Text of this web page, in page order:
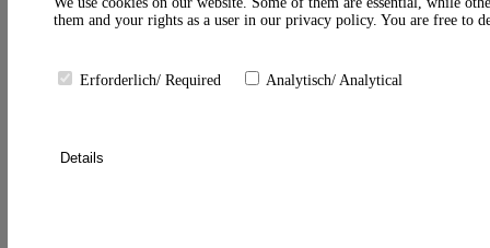
Suche schließen
them and your rights as a user in our privacy policy. You are free to
Erforderlich/ Required Analytisch/ Analytical
Details